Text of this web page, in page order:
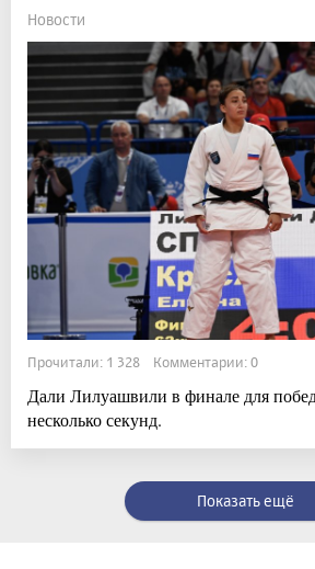
Новости
Прочитали: 1 328 Комментарии: 0
Дали Лилуашвили в финале для
несколько секунд.
Показать ещё